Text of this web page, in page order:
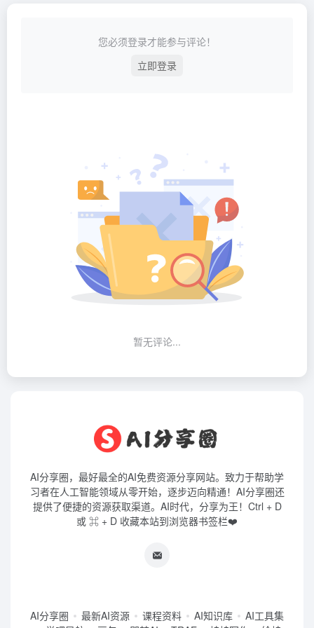
您必须登录才能参与评论！
立即登录
暂无评论...
AI分享圈，最好最全的AI免费资源分享网站。致力于帮助学
习者在人工智能领域从零开始，逐步迈向精通！AI分享圈还
提供了便捷的资源获取渠道。AI时代，分享为王！Ctrl + D
或 ⌘ + D 收藏本站到浏览器书签栏❤️
AI分享圈 最新AI资源 课程资料 AI知识库
AI工具集